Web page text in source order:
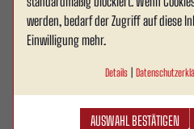
werden, bedarf der Zugriff auf diese
Einwilligung mehr.
Details
AUSWAHL BESTÄTIGEN